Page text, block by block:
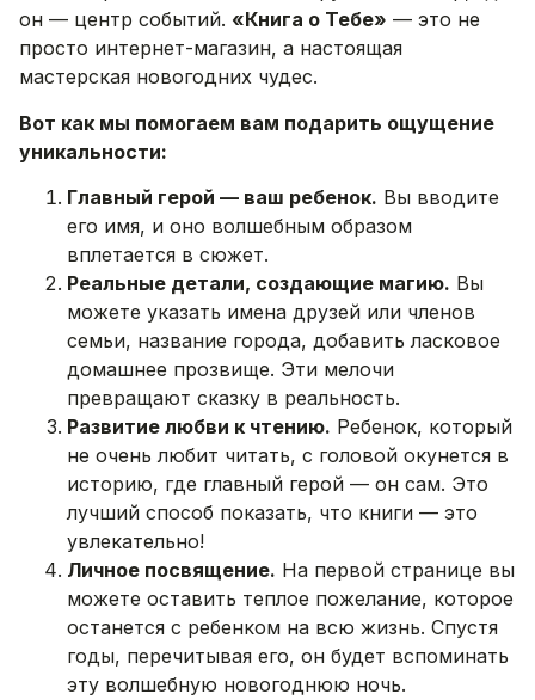
он — центр событий. «Книга о Тебе» — это не
просто интернет-магазин, а настоящая
мастерская новогодних чудес.
Вот как мы помогаем вам подарить ощущение
уникальности:
Главный герой — ваш ребенок. Вы вводите
его имя, и оно волшебным образом
вплетается в сюжет.
Реальные детали, создающие магию. Вы
можете указать имена друзей или членов
семьи, название города, добавить ласковое
домашнее прозвище. Эти мелочи
превращают сказку в реальность.
Развитие любви к чтению. Ребенок, который
не очень любит читать, с головой окунется в
историю, где главный герой — он сам. Это
лучший способ показать, что книги — это
увлекательно!
Личное посвящение. На первой странице вы
можете оставить теплое пожелание, которое
останется с ребенком на всю жизнь. Спустя
годы, перечитывая его, он будет вспоминать
эту волшебную новогоднюю ночь.